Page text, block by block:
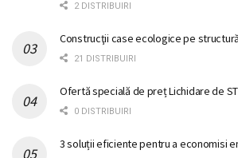
2 DISTRIBUIRI
Construcţii case ecologice pe
21 DISTRIBUIRI
Ofertă specială de preț Lichidare de
0 DISTRIBUIRI
3 soluții eficiente pentru a economisi